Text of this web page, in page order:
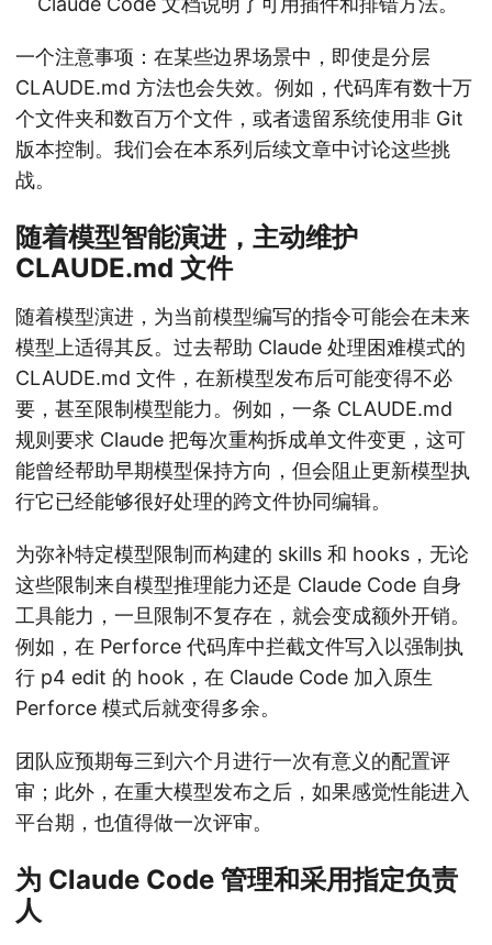
一个注意事项：在某些边界场景中，即使是分层
CLAUDE.md 方法也会失效。例如，代码库有数十万
个文件夹和数百万个文件，或者遗留系统使用非 Git
版本控制。我们会在本系列后续文章中讨论这些挑
战。
随着模型智能演进，主动维护
CLAUDE.md 文件
随着模型演进，为当前模型编写的指令可能会在未来
模型上适得其反。过去帮助 Claude 处理困难模式的
CLAUDE.md 文件，在新模型发布后可能变得不必
要，甚至限制模型能力。例如，一条 CLAUDE.md
规则要求 Claude 把每次重构拆成单文件变更，这可
能曾经帮助早期模型保持方向，但会阻止更新模型执
行它已经能够很好处理的跨文件协同编辑。
为弥补特定模型限制而构建的 skills 和 hooks，无论
这些限制来自模型推理能力还是 Claude Code 自身
工具能力，一旦限制不复存在，就会变成额外开销。
例如，在 Perforce 代码库中拦截文件写入以强制执
行 p4 edit 的 hook，在 Claude Code 加入原生
Perforce 模式后就变得多余。
团队应预期每三到六个月进行一次有意义的配置评
审；此外，在重大模型发布之后，如果感觉性能进入
平台期，也值得做一次评审。
为 Claude Code 管理和采用指定负责
人